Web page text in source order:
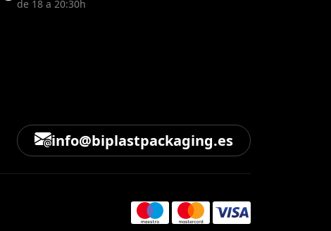
de 18 a 20:30h
info@biplastpackaging.es